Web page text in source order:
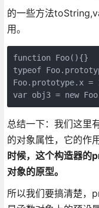
的一些方法
用。
function Foo(){}
typeof
Foo.prototype.x =
var obj3 = new
总结一下：我们这里
的对象属性，它的作
时候，这个构造器
对象的原型。
所以我们要搞清楚